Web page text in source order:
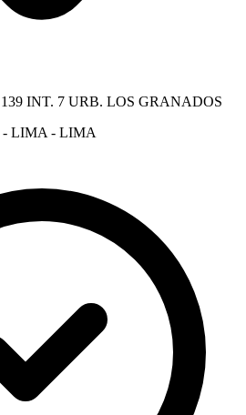
INT. 7 URB. LOS GRANADOS
- LIMA - LIMA